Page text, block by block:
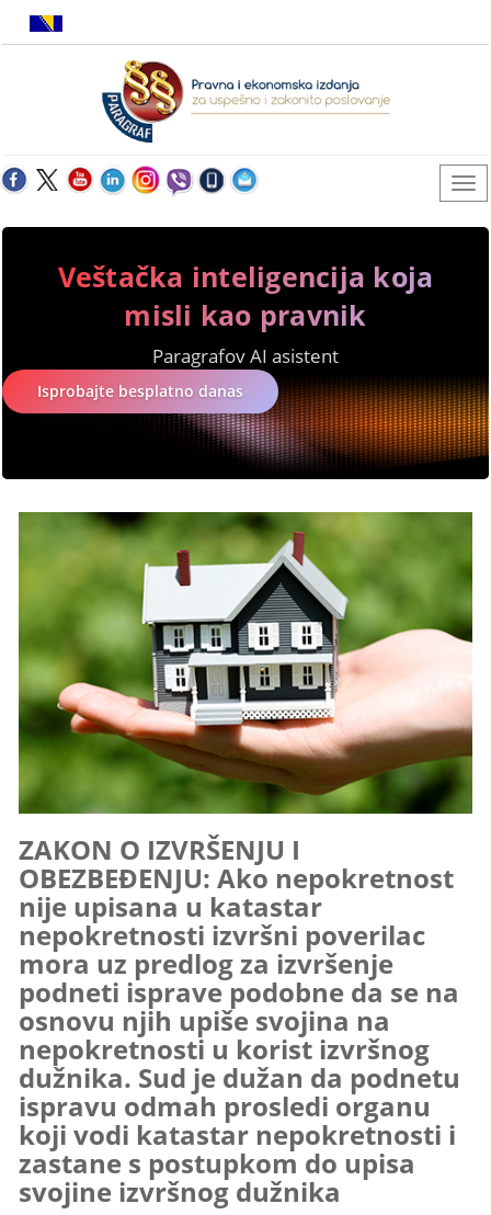
Veštačka inteligencija koja
misli kao pravnik
Paragrafov AI asistent
Isprobajte besplatno danas
ZAKON O IZVRŠENJU I
OBEZBEĐENJU: Ako nepokretnost
nije upisana u katastar
nepokretnosti izvršni poverilac
mora uz predlog za izvršenje
podneti isprave podobne da se na
osnovu njih upiše svojina na
nepokretnosti u korist izvršnog
dužnika. Sud je dužan da podnetu
ispravu odmah prosledi organu
koji vodi katastar nepokretnosti i
zastane s postupkom do upisa
svojine izvršnog dužnika